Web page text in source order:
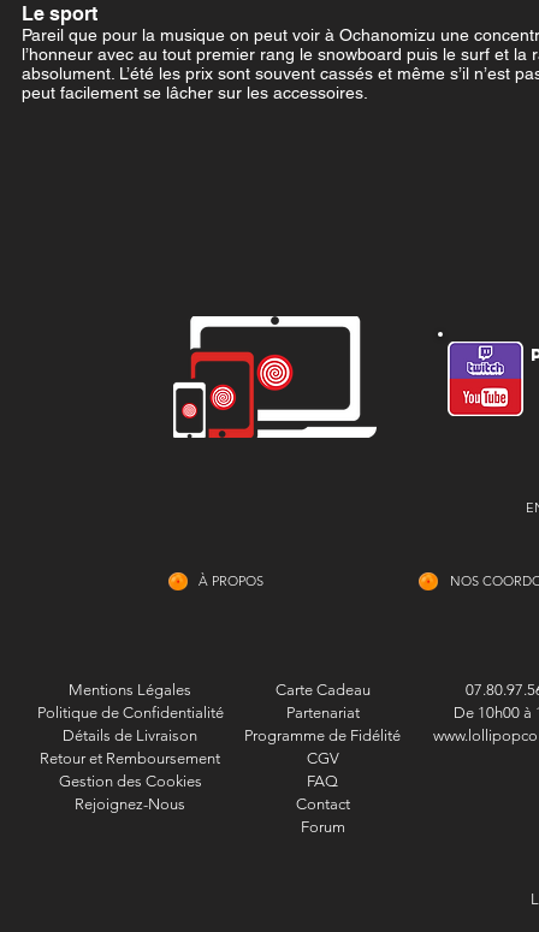
Le sport
Pareil que pour la musique on peut voir à Ochanomizu une
l’honneur avec au tout premier rang le snowboard puis le surf et
absolument. L’été les prix sont souvent cassés et même s’il n’est
peut facilement se lâcher sur les accessoires.
À PROPOS NOS
Mentions Légales
Politique de Confidentialité
Détails de Livraison
Retour et Remboursement
Gestion des Cookies
Rejoignez-Nous
Carte Cadeau
Partenariat
Programme de Fidélité
CGV
FAQ
Contact
Forum
De 10h00 à